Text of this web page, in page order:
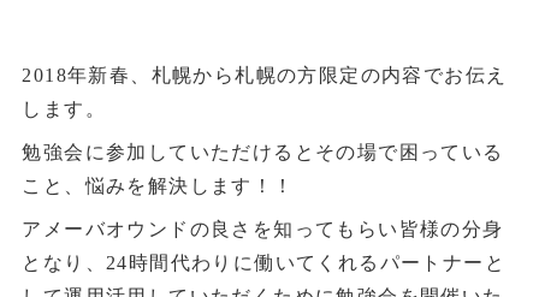
2018年新春、札幌から札幌の方限定の内容でお伝え
します。
勉強会に参加していただけるとその場で困っている
こと、悩みを解決します！！
アメーバオウンドの良さを知ってもらい皆様の分身
となり、24時間代わりに働いてくれるパートナーと